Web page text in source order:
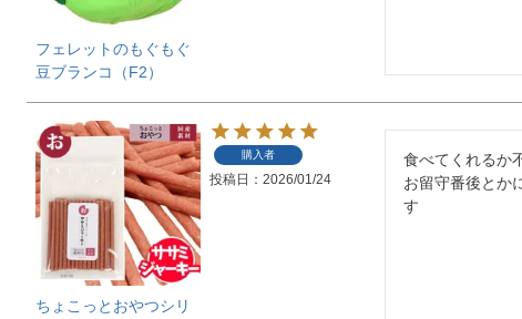
フェレットのもぐもぐ
豆ブランコ（F2）
ちょこっとおやつシリ
購入者
投稿日 2026/01/24
食べてくれるか
お留守番後とか
す